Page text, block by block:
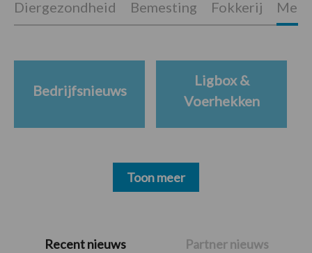
PrimaireRecent nieuws Partner nieuws
Diergezondheid Bemesting Fokkerij
Bedrijfsnieuws
Ligbox &
Voerhekken
Toon meer